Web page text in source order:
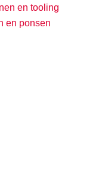
en tooling
en ponsen